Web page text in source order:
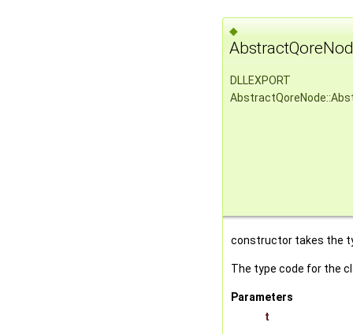
◆
DLLEXPORT
constructor takes the
The type code for the
Parameters
t